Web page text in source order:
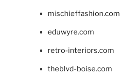
mischieffashion.com
eduwyre.com
retro-interiors.com
theblvd-boise.com